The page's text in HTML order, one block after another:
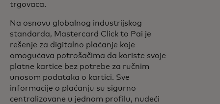
trgovaca.
Na osnovu globalnog industrijskog
standarda, Mastercard Click to Pai je
rešenje za digitalno plaćanje koje
omogućava potrošačima da koriste svoje
platne kartice bez potrebe za ručnim
unosom podataka o kartici. Sve
informacije o plaćanju su sigurno
centralizovane u jednom profilu, nudeći